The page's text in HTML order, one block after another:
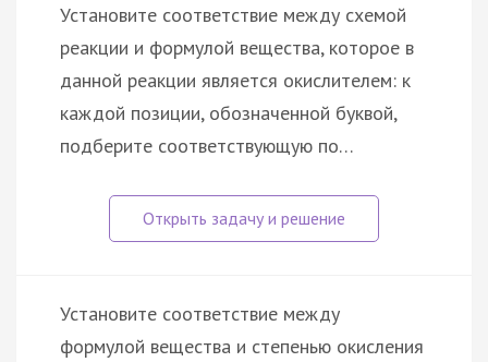
Установите соответствие между схемой
реакции и формулой вещества, которое в
данной реакции является окислителем: к
каждой позиции, обозначенной буквой,
подберите соответствующую по…
Установите соответствие между
формулой вещества и степенью окисления